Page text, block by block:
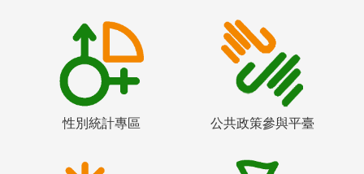
性別統計專區 公共政策參與平臺